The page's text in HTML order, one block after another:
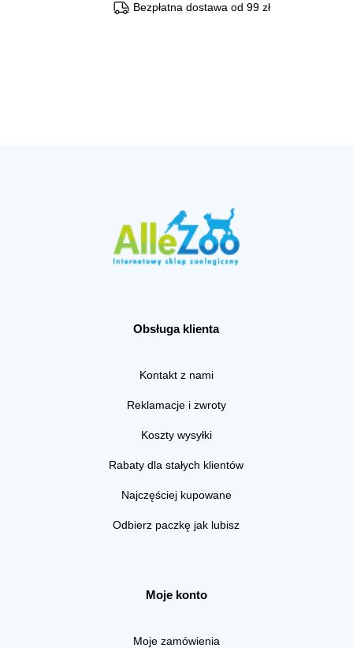
Bezpłatna dostawa od 99 zł
Obsługa klienta
Kontakt z nami
Reklamacje i zwroty
Koszty wysyłki
Rabaty dla stałych klientów
Najczęściej kupowane
Odbierz paczkę jak lubisz
Moje konto
Moje zamówienia